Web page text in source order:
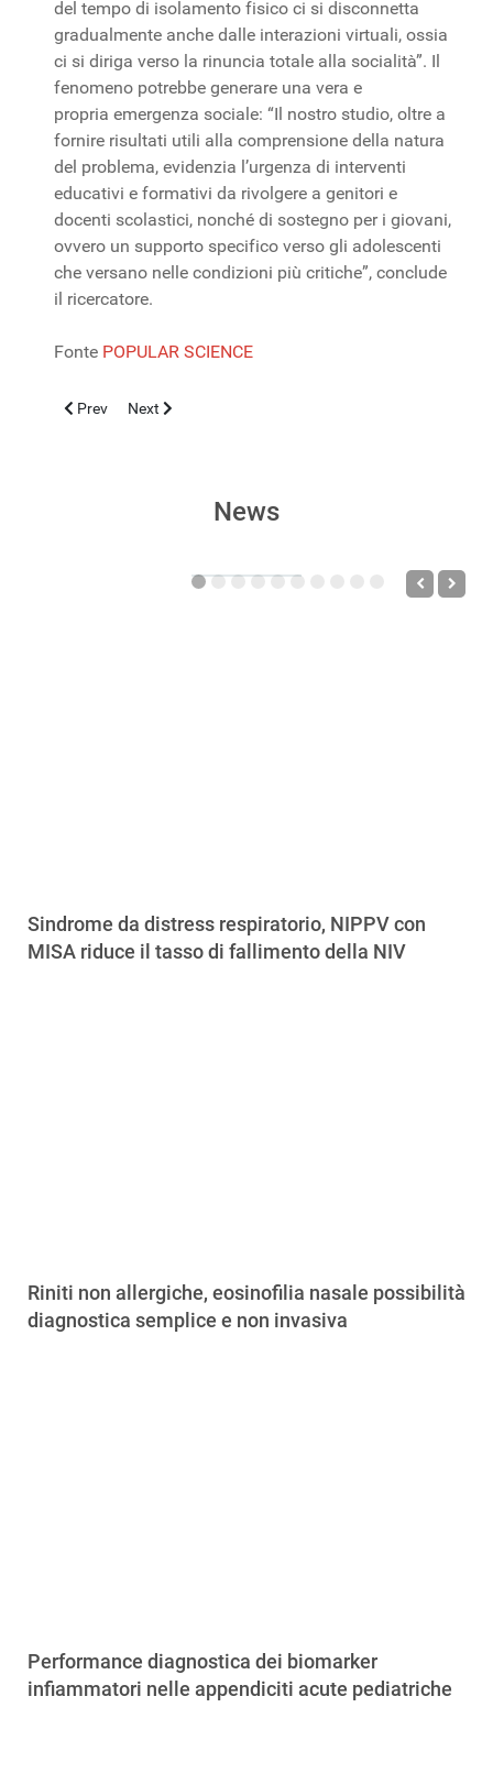
del tempo di isolamento fisico ci si disconnetta
gradualmente anche dalle interazioni virtuali, ossia
ci si diriga verso la rinuncia totale alla socialità”. Il
fenomeno potrebbe generare una vera e
propria emergenza sociale: “Il nostro studio, oltre a
fornire risultati utili alla comprensione della natura
del problema, evidenzia l’urgenza di interventi
educativi e formativi da rivolgere a genitori e
docenti scolastici, nonché di sostegno per i giovani,
ovvero un supporto specifico verso gli adolescenti
che versano nelle condizioni più critiche”, conclude
il ricercatore.
Fonte POPULAR SCIENCE
Previous article: CHIRURGIA PEDIATRICA AMBULATORIALE:
Prev Next article: Bambino affetto da rara malattia al
Next
News
Sindrome da distress respiratorio, NIPPV con
MISA riduce il tasso di fallimento della NIV
Riniti non allergiche, eosinofilia nasale possibilità
diagnostica semplice e non invasiva
Performance diagnostica dei biomarker
infiammatori nelle appendiciti acute pediatriche